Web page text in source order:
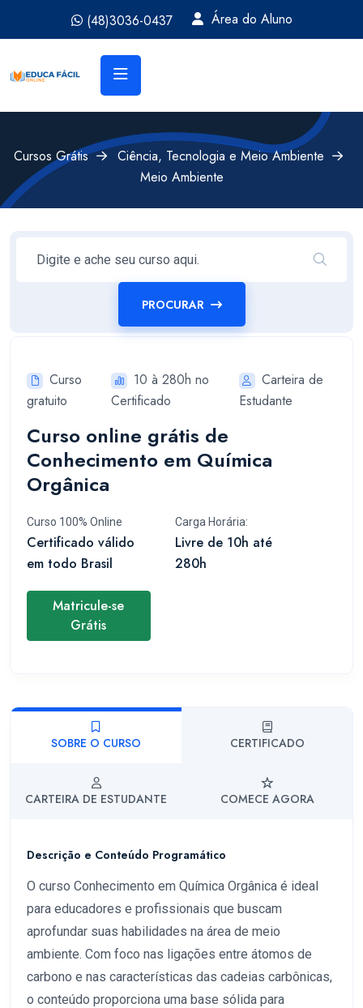
(48)3036-0437 Área do Aluno
Cursos Grátis
Ciência, Tecnologia e Meio Ambiente
Meio Ambiente
PROCURAR
Curso
gratuito
10 à 280h no
Certificado
Carteira de
Estudante
Curso online grátis de
Conhecimento em Química
Orgânica
Curso 100% Online
Certificado válido
em todo Brasil
Carga Horária:
Livre de 10h até
280h
Matricule-se
Grátis
SOBRE O CURSO CERTIFICADO
CARTEIRA DE ESTUDANTE COMECE AGORA
Descrição e Conteúdo Programático
O curso Conhecimento em Química Orgânica é ideal
para educadores e profissionais que buscam
aprofundar suas habilidades na área de meio
ambiente. Com foco nas ligações entre átomos de
carbono e nas características das cadeias carbônicas,
o conteúdo proporciona uma base sólida para